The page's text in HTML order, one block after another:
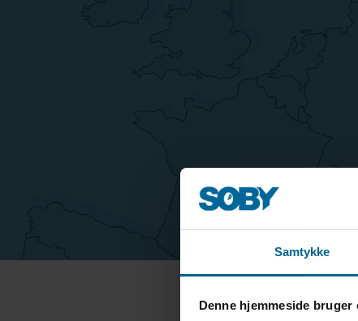
Samtykke
Denne hjemmeside bruger